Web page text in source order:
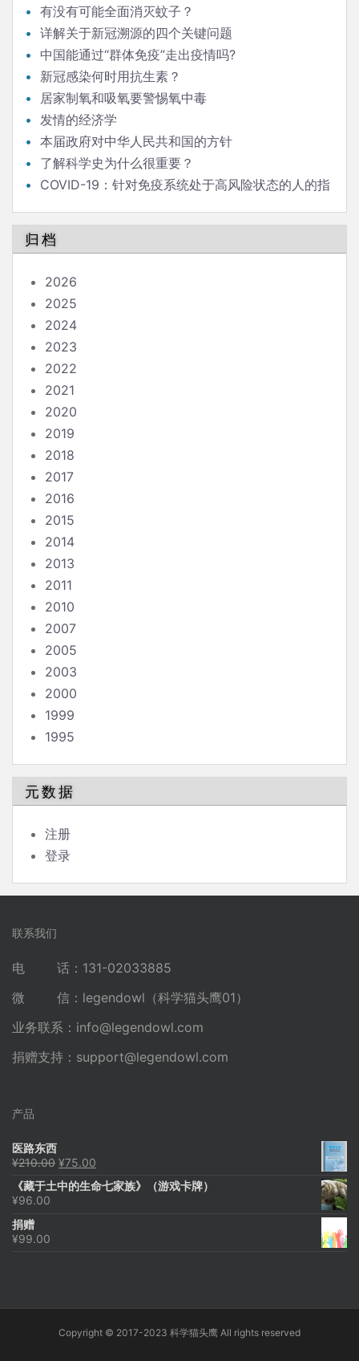
有没有可能全面消灭蚊子？
详解关于新冠溯源的四个关键问题
中国能通过“群体免疫”走出疫情吗?
新冠感染何时用抗生素？
居家制氧和吸氧要警惕氧中毒
发情的经济学
本届政府对中华人民共和国的方针
了解科学史为什么很重要？
COVID-19：针对免疫系统处于高风险状态的人的指
归档
2026
2025
2024
2023
2022
2021
2020
2019
2018
2017
2016
2015
2014
2013
2011
2010
2007
2005
2003
2000
1999
1995
元数据
注册
登录
联系我们
电 话：131-02033885
微 信：legendowl（科学猫头鹰01）
业务联系： info@legendowl.com
捐赠支持： support@legendowl.com
产品
医路东西
¥210.00 原
为：
¥75.00
价
《藏于土中的生命七家族》（游戏卡牌）
¥96.00
捐赠
¥99.00
Copyright © 2017-2023 科学猫头鹰 All rights reserved